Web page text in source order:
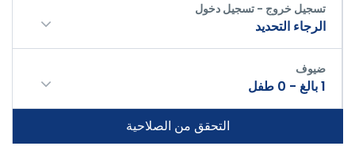
تسجيل خروج - تسجيل دخول
الرجاء التحديد
ضيوف
1بالغ -
0 طفل
التحقق من الصلاحية